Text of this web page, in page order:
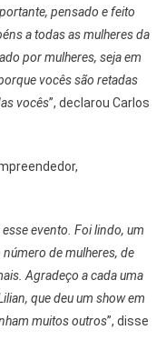
pensado e feito
a todas as mulheres da
por mulheres, seja em
vocês são retadas
vocês”, declarou Carlos
evento. Foi lindo, um
de mulheres, de
Agradeço a cada uma
que deu um show em
muitos outros”, disse